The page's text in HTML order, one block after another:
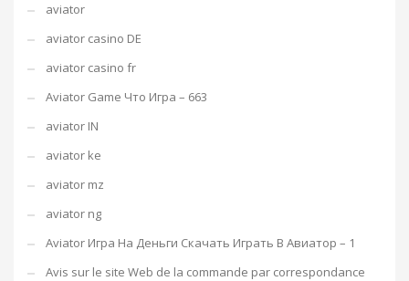
aviator
aviator casino DE
aviator casino fr
Aviator Game Что Игра – 663
aviator IN
aviator ke
aviator mz
aviator ng
Aviator Игра На Деньги Скачать Играть В Авиатор – 1
Avis sur le site Web de la commande par correspondance